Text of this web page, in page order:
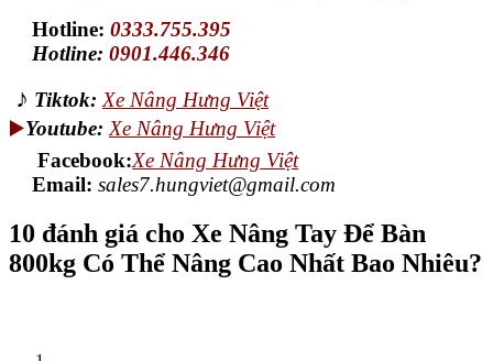
Hotline:0333.755.395
Hotline:0901.446.346
♪ Tiktok: Xe Nâng Hưng Việt
▶️Youtube: Xe Nâng Hưng Việt
Facebook:Xe Nâng Hưng Việt
Email:sales7.hungviet@gmail.com
10 đánh giá cho Xe Nâng Tay Để Bàn
800kg Có Thể Nâng Cao Nhất Bao Nhiêu?